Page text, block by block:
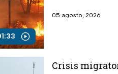
05 agosto, 2026
Crisis